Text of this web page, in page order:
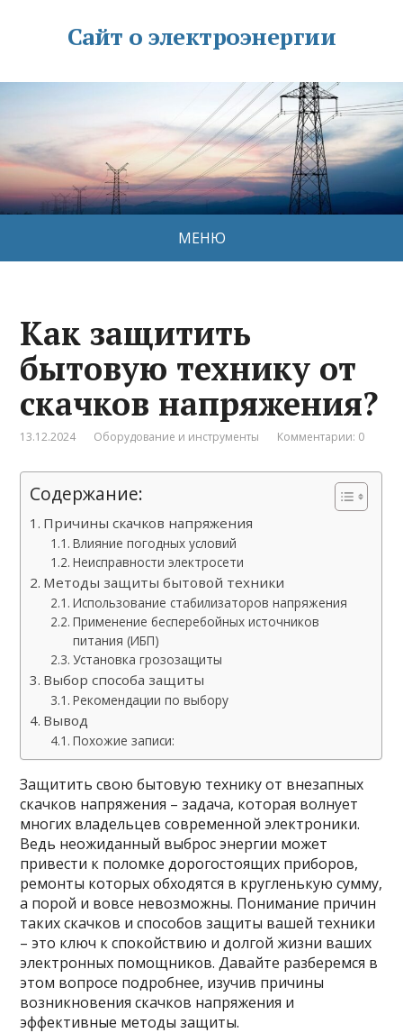
Сайт о электроэнергии
МЕНЮ
Как защитить
бытовую технику от
скачков напряжения?
13.12.2024 Оборудование и инструменты Комментарии: 0
Содержание:
Причины скачков напряжения
Влияние погодных условий
Неисправности электросети
Методы защиты бытовой техники
Использование стабилизаторов напряжения
Применение бесперебойных источников
питания (ИБП)
Установка грозозащиты
Выбор способа защиты
Рекомендации по выбору
Вывод
Похожие записи:
Защитить свою бытовую технику от внезапных
скачков напряжения – задача, которая волнует
многих владельцев современной электроники.
Ведь неожиданный выброс энергии может
привести к поломке дорогостоящих приборов,
ремонты которых обходятся в кругленькую сумму,
а порой и вовсе невозможны. Понимание причин
таких скачков и способов защиты вашей техники
– это ключ к спокойствию и долгой жизни ваших
электронных помощников. Давайте разберемся в
этом вопросе подробнее, изучив причины
возникновения скачков напряжения и
эффективные методы защиты.